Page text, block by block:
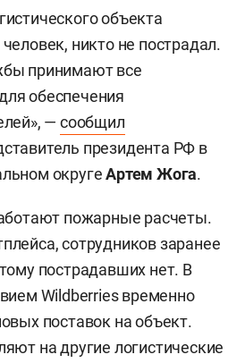
объекта
никто не пострадал.
принимают все
обеспечения
—сообщил
президента РФ в
округеАртем Жога.
пожарные расчеты.
сотрудников заранее
пострадавших нет. В
Wildberries временно
поставок на объект.
на другие логистические